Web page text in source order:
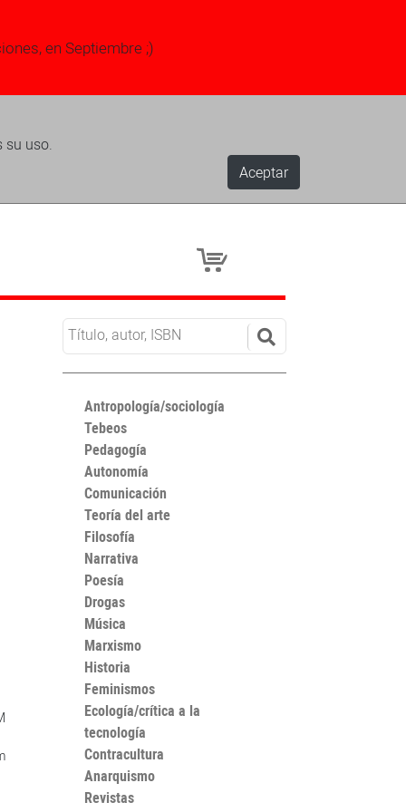
en Septiembre ;)
su uso.
Aceptar
Antropología/sociología
Tebeos
Pedagogía
Autonomía
Comunicación
Teoría del arte
Filosofía
Narrativa
Poesía
Drogas
Música
Marxismo
Historia
Feminismos
Ecología/crítica a la
tecnología
Contracultura
Anarquismo
Revistas